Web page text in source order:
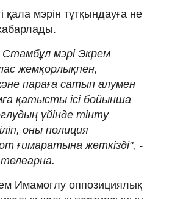
қала мэрін тұтқындауға не
Стамбұл мэрі Экрем
жемқорлықпен,
параға сатып алумен
қатысты ісі бойынша
үйінде тінту
оны полиция
ғимаратына жеткізді", -
Имамоглу оппозициялық